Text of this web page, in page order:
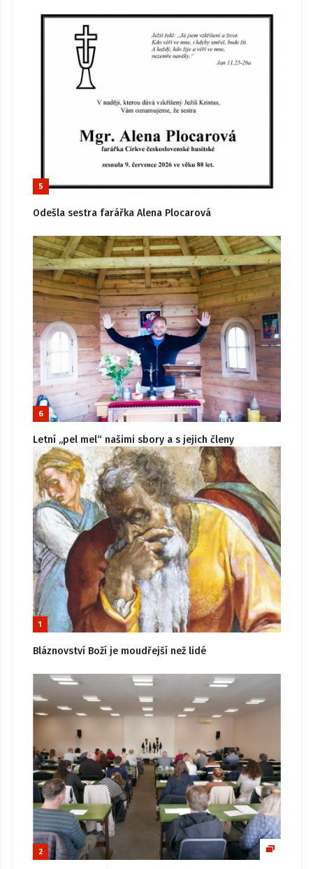
5
Odešla sestra farářka Alena Plocarová
6
Letní „pel mel“ našimi sbory a s jejich členy
1
Bláznovství Boží je moudřejší než lidé
2